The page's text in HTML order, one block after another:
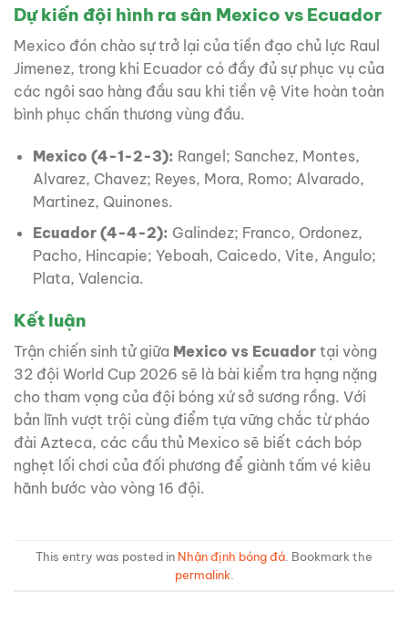
Dự kiến đội hình ra sân Mexico vs Ecuador
Mexico đón chào sự trở lại của tiền đạo chủ lực Raul
Jimenez, trong khi Ecuador có đầy đủ sự phục vụ của
các ngôi sao hàng đầu sau khi tiền vệ Vite hoàn toàn
bình phục chấn thương vùng đầu.
Mexico (4-1-2-3): Rangel; Sanchez, Montes,
Alvarez, Chavez; Reyes, Mora, Romo; Alvarado,
Martinez, Quinones.
Ecuador (4-4-2): Galindez; Franco, Ordonez,
Pacho, Hincapie; Yeboah, Caicedo, Vite, Angulo;
Plata, Valencia.
Kết luận
Trận chiến sinh tử giữa Mexico vs Ecuador tại vòng
32 đội World Cup 2026 sẽ là bài kiểm tra hạng nặng
cho tham vọng của đội bóng xứ sở sương rồng. Với
bản lĩnh vượt trội cùng điểm tựa vững chắc từ pháo
đài Azteca, các cầu thủ Mexico sẽ biết cách bóp
nghẹt lối chơi của đối phương để giành tấm vé kiêu
hãnh bước vào vòng 16 đội.
This entry was posted in Nhận định bóng đá . Bookmark the
permalink.